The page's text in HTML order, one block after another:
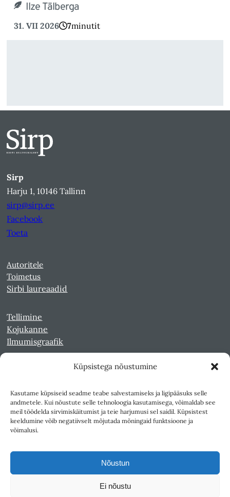
Küpsistega nõustumine
Kasutame küpsiseid seadme teabe salvestamiseks ja ligipääsuks selle
andmetele. Kui nõustute selle tehnoloogia kasutamisega, võimaldab see
meil töödelda sirvimiskäitumist ja teie harjumusi sel saidil. Küpsistest
keeldumine võib negatiivselt mõjutada mõningaid funktsioone ja
võimalusi.
Nõustun
Ei nõustu
Ilze Tālberga
31. VII 2026 7minutit
Sirp
Harju 1, 10146 Tallinn
sirp@sirp.ee
Facebook
Toeta
Autoritele
Toimetus
Sirbi laureaadid
Tellimine
Kojukanne
Ilmumisgraafik
Kultuurileht 1994-1997
Reede 1989-1990
Sirp ja Vasar 1940-1989
Teksti- ja andmekaeve